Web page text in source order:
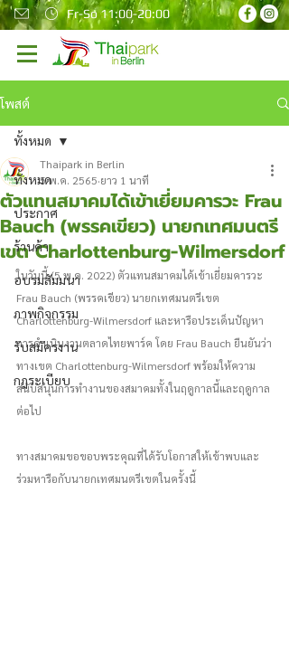
Fr-So 11:00-20:00
โพสต์
ทั้งหมด
ประกาศ
ร้านค้า
อบรมสัมมนา
ภาพกิจกรรม
รับสมัครงาน
กฎระเบียบ
ทั้งหมด
ตัวแทนสมาคมได้เข้าเยี่ยมคารวะ Frau
Bauch (พรรคเขียว) นายกเทศมนตรี
เขต Charlottenburg-Wilmersdorf
Thaipark in Berlin
5 พ.ค. 2565 ยาว 1 นาที
ในวันนี้ (5 พ.ค. 2022) ตัวแทนสมาคมได้เข้าเยี่ยมคารวะ
Frau Bauch (พรรคเขียว) นายกเทศมนตรีเขต
Charlottenburg-Wilmersdorf และหารือประเด็นปัญหา
การดำเนินงานตลาดไทยพาร์ค โดย Frau Bauch ยืนยันว่า
ทางเขต Charlottenburg-Wilmersdorf พร้อมให้ความ
สนับสนุนการทำงานของสมาคมทั้งในฤดูกาลนี้และฤดูกาล
ต่อไป
ทางสมาคมขอขอบพระคุณที่ได้รับโอกาสให้เข้าพบและ
ร่วมหารือกับนายกเทศมนตรีเขตในครั้งนี้